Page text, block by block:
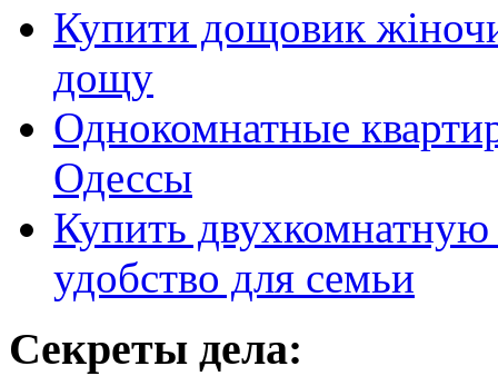
Купити дощовик
дощу
Однокомнатные
Одессы
Купить
удобство для семьи
Секреты дела: